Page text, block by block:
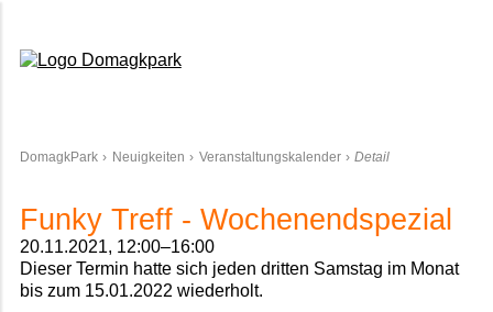
DomagkPark Neuigkeiten Veranstaltungskalender Detail
Funky Treff - Wochenendspezial
20.11.2021, 12:00–16:00
Dieser Termin hatte sich jeden dritten Samstag im Monat
bis zum 15.01.2022 wiederholt.